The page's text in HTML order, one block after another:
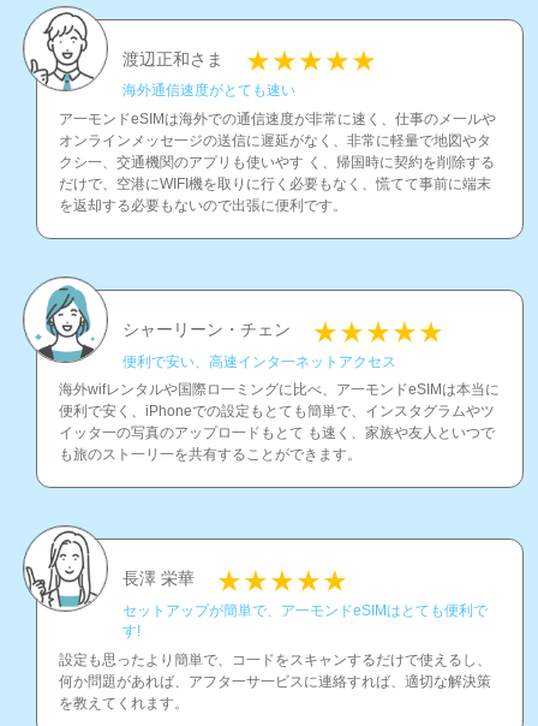
渡辺正和さま
海外通信速度がとても速い
ア一モンドeSIMは海外での通信速度が非常に速く、仕事のメ一ルや
オンラインメッセ一ジの送信に遲延がなく、非常に軽量で地図やタ
クシ一、交通機関のアプリも使いやす く、帰国時に契約を削除する
だけで、空港にWIFI機を取りに行く必要もなく、慌てて事前に端末
を返却する必要もないので出張に便利です。
シャーリーン・チェン
便利で安い、高速インタ一ネットアクセス
海外wifレンタルや国際ロ一ミングに比べ、ア一モンドeSIMは本当に
便利で安く、iPhoneでの設定もとても簡単で、インスタグラムやツ
イッタ一の写真のアップロ一ドもとて も速く、家族や友人といつで
も旅のスト一リ一を共有することができます。
長澤 栄華
セットアップが簡単で、ア一モンドeSIMはとても便利で
す!
設定も思ったより簡単で、コ一ドをスキャンするだけで使えるし、
何か問題があれば、アフタ一サ一ビスに連絡すれば、適切な解決策
を教えてくれます。